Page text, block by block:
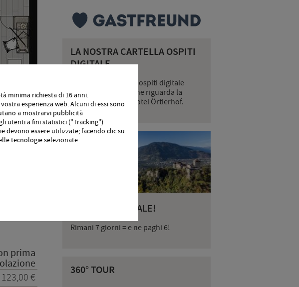
prima
€
LA NOSTRA CARTELLA OSPITI
DIGITALE
Nella nostra cartella ospiti digitale
troverete tutto ciò che riguarda la
vostra vacanza all'Hotel Örtlerhof.
RELAX AUTUNNALE!
Rimani 7 giorni = e ne paghi 6!
360° TOUR
minima richiesta di 16 anni.
esperienza web. Alcuni di essi sono
a mostrarvi pubblicità
utenti a fini statistici ("Tracking")
devono essere utilizzate; facendo clic su
tecnologie selezionate.